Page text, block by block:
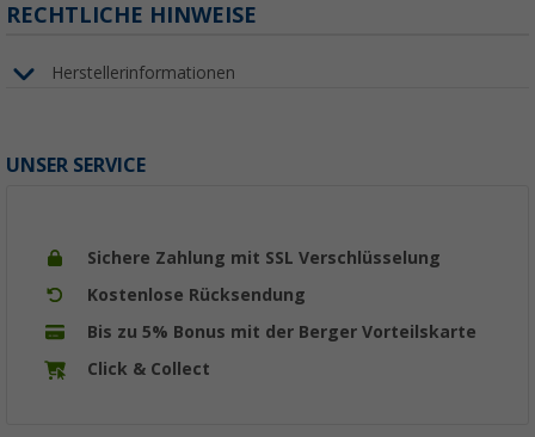
RECHTLICHE HINWEISE
Herstellerinformationen
UNSER SERVICE
Sichere Zahlung mit SSL Verschlüsselung
Kostenlose Rücksendung
Bis zu 5% Bonus mit der Berger Vorteilskarte
Click & Collect